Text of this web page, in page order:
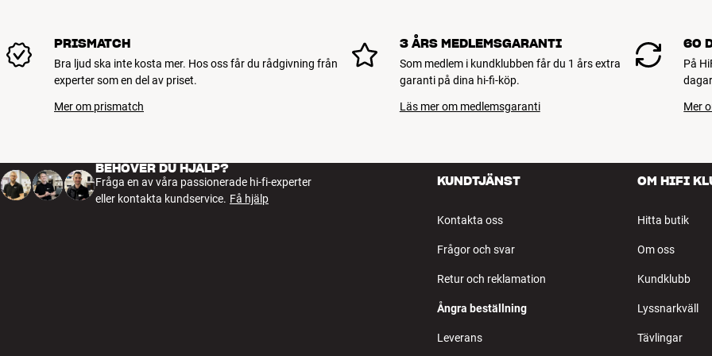
PRISMATCH
Bra ljud ska inte kosta mer. Hos oss får du rådgivning från
experter som en del av priset.
Mer om prismatch
3 ÅRS MEDLEMSGARANTI
Som medlem i kundklubben får du 1 års extra
garanti på dina hi-fi-köp.
Läs mer om medlemsgaranti
60
På
Mer
BEHÖVER DU HJÄLP?
Fråga en av våra passionerade hi-fi-experter
eller kontakta kundservice. Få hjälp
KUNDTJÄNST
Kontakta oss
Frågor och svar
Retur och reklamation
Ångra beställning
Leverans
OM HIFI
Hitta butik
Om oss
Kundklubb
Lyssnarkväll
Tävlingar